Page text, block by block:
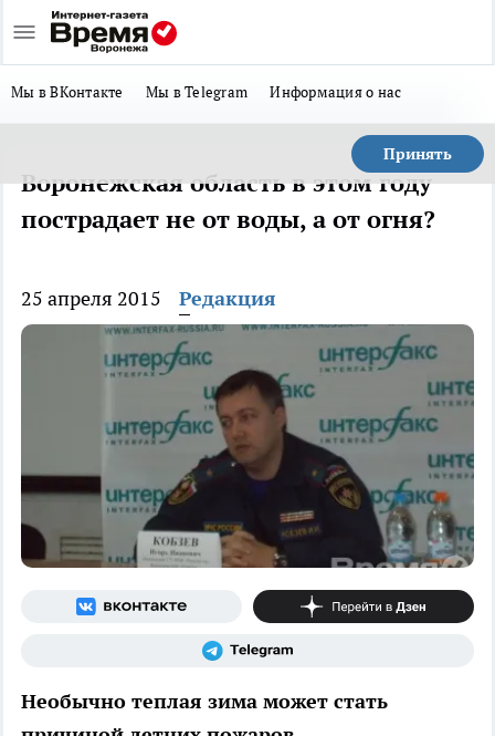
Мы в ВКонтакте Мы в Telegram Информация о нас
Принять
Воронежская область в этом году
пострадает не от воды, а от огня?
25 апреля 2015 Редакция
Необычно теплая зима может стать